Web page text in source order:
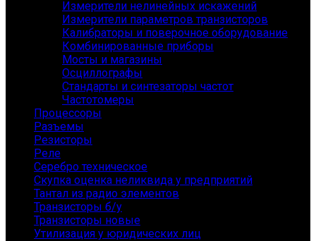
Измерители нелинейных искажений
Измерители параметров транзисторов
Калибраторы и поверочное оборудование
Комбинированные приборы
Мосты и магазины
Осциллографы
Стандарты и синтезаторы частот
Частотомеры
Процессоры
Разъемы
Резисторы
Реле
Серебро техническое
Скупка оценка неликвида у предприятий
Тантал из радио элементов
Транзисторы б/у
Транзисторы новые
Утилизация у юридических лиц